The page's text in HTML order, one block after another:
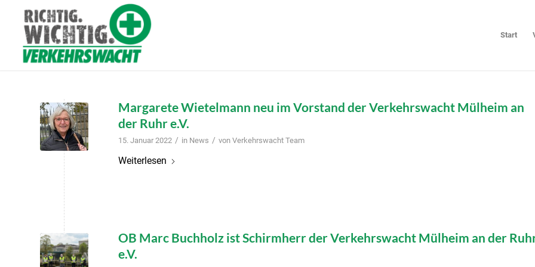
Start
Margarete Wietelmann neu im Vorstand der Verkehrswacht Mülheim an
der Ruhr e.V.
15. Januar 2022 / in News / von Verkehrswacht Team
Weiterlesen
OB Marc Buchholz ist Schirmherr der Verkehrswacht Mülheim an der
e.V.